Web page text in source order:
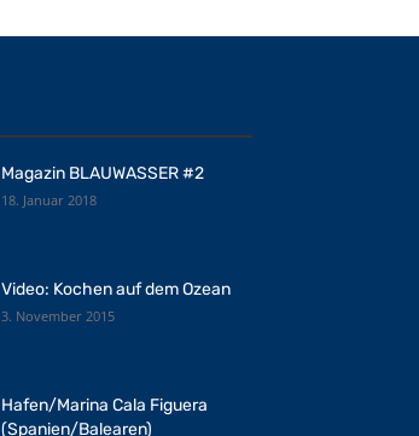
Magazin BLAUWASSER #2
18. Januar 2018
Video: Kochen auf dem Ozean
3. November 2015
Hafen/Marina Cala Figuera
(Spanien/Balearen)